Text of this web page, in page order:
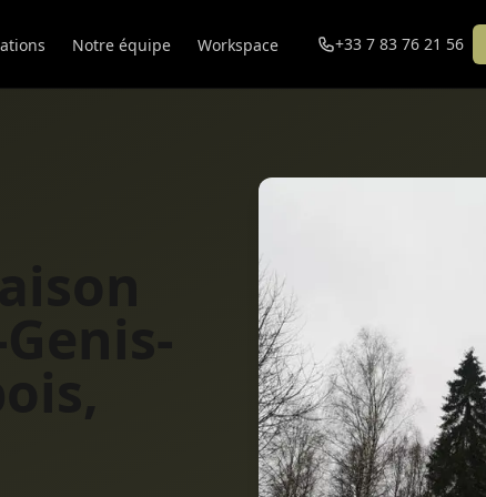
Notre équipe Workspace +33 7 83 76 21 56